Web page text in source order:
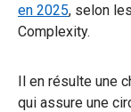
en 2025, selon
Complexity.
Il en résulte une
qui assure une